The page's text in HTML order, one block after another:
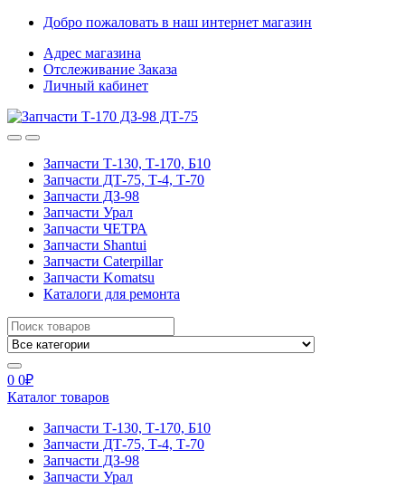
Skip
navigation
Skip
content
Добро пожаловать в наш интернет магазин
Адрес магазина
Отслеживание Заказа
Личный кабинет
Запчасти Т-130, Т-170, Б10
Запчасти ДТ-75, Т-4, Т-70
Запчасти ДЗ-98
Запчасти Урал
Запчасти ЧЕТРА
Запчасти Shantui
Запчасти Caterpillar
Запчасти Komatsu
Каталоги для ремонта
Search
for:
0 0₽
Каталог товаров
Запчасти Т-130, Т-170, Б10
Запчасти ДТ-75, Т-4, Т-70
Запчасти ДЗ-98
Запчасти Урал